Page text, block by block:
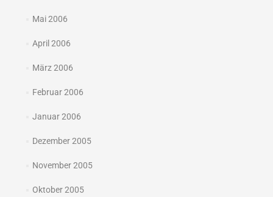
Mai 2006
April 2006
März 2006
Februar 2006
Januar 2006
Dezember 2005
November 2005
Oktober 2005